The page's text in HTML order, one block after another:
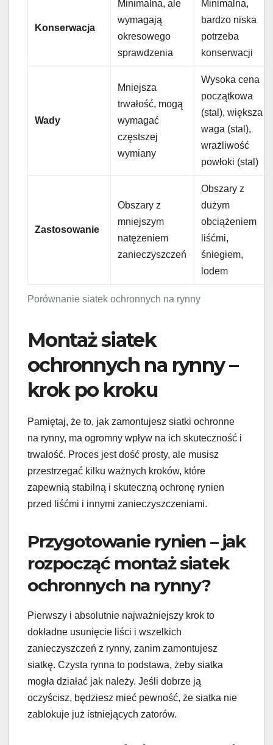
Porównanie siatek ochronnych na rynny
Konserwacja
Minimalna, ale
wymagają
okresowego
sprawdzenia
Minimalna,
bardzo niska
potrzeba
konserwacji
Wady
Mniejsza
trwałość, mogą
wymagać
częstszej
wymiany
Wysoka cena
początkowa
(stal), większa
waga (stal),
wrażliwość
powłoki (stal)
Zastosowanie
Obszary z
mniejszym
natężeniem
zanieczyszczeń
Obszary z
dużym
obciążeniem
liśćmi,
śniegiem,
lodem
Montaż siatek
ochronnych na rynny –
krok po kroku
Pamiętaj, że to, jak zamontujesz siatki ochronne
na rynny, ma ogromny wpływ na ich skuteczność i
trwałość. Proces jest dość prosty, ale musisz
przestrzegać kilku ważnych kroków, które
zapewnią stabilną i skuteczną ochronę rynien
przed liśćmi i innymi zanieczyszczeniami.
Przygotowanie rynien – jak
rozpocząć montaż siatek
ochronnych na rynny?
Pierwszy i absolutnie najważniejszy krok to
dokładne usunięcie liści i wszelkich
zanieczyszczeń z rynny, zanim zamontujesz
siatkę. Czysta rynna to podstawa, żeby siatka
mogła działać jak należy. Jeśli dobrze ją
oczyścisz, będziesz mieć pewność, że siatka nie
zablokuje już istniejących zatorów.